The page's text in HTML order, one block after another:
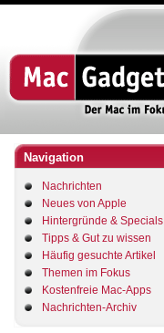
Navigation
Nachrichten
Neues von Apple
Hintergründe & Specials
Tipps & Gut zu wissen
Häufig gesuchte Artikel
Themen im Fokus
Kostenfreie Mac-Apps
Nachrichten-Archiv